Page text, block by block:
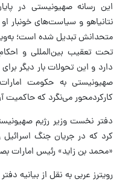
این رسانه صهیونیستی در
نتانیاهو و سیاست‌های خونبار
متحدانش تبدیل شده است؛
تحت تعقیب بین‌المللی و
دارد و این تحولات بار دیگر
صهیونیستی به حکومت
کارکردمحور می‌نگرد که حاکمیت
کرد که در جریان جنگ اسرائیل و
«محمد بن زاید» رئیس امارات
رویترز عربی به نقل از بیانیه